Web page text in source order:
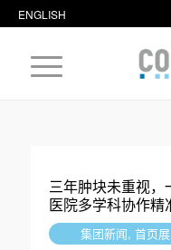
ENGLISH
三年肿块未重视
医院多学科协作精
集团新闻, 首页